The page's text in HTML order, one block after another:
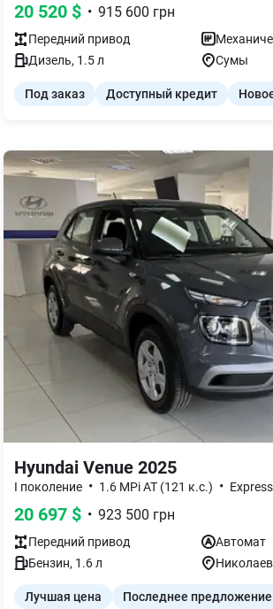
20 520 $ • 915 600 грн
Передний привод
Дизель, 1.5л Сумы
Под заказ Доступный кредит
Hyundai Venue 2025
I поколение • 1.6 MPi AT (121 к.с.) • Express
20 697 $ • 923 500 грн
Передний привод
Автомат
Бензин, 1.6л Николаев
Лучшая цена Последнее предложение